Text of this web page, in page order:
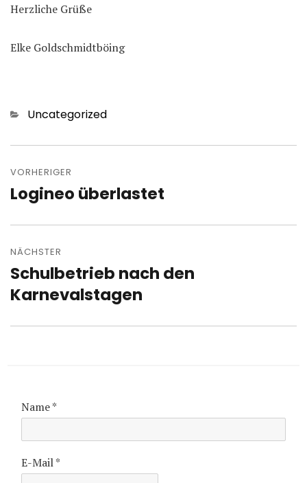
Herzliche Grüße
Elke Goldschmidtböing
Kategorien
Uncategorized
VORHERIGER
Vorheriger
Logineo überlastet
NÄCHSTER
Nächster
Beitrag:
Schulbetrieb nach den
Karnevalstagen
Name*
E-Mail*